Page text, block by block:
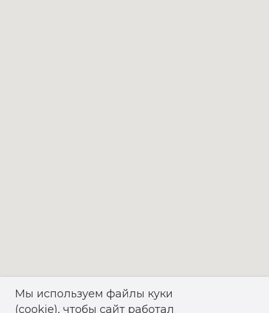
Мы используем файлы куки
(cookie), чтобы сайт работал